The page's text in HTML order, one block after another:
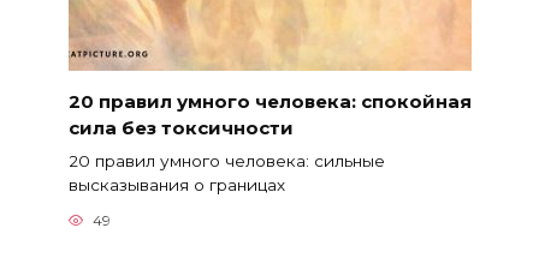
20 правил умного человека: спокойная
сила без токсичности
20 правил умного человека: сильные
высказывания о границах
49